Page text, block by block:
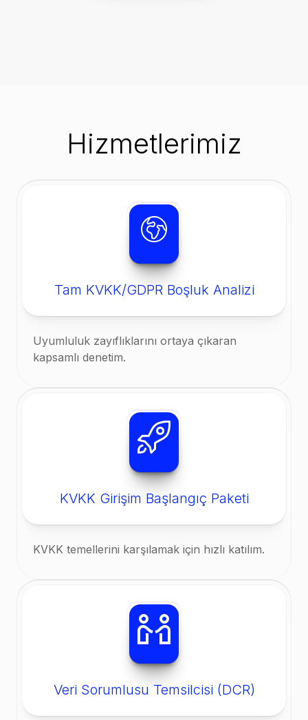
Hizmetlerimiz
Tam KVKK/GDPR Boşluk Analizi
Uyumluluk zayıflıklarını ortaya çıkaran
kapsamlı denetim.
KVKK Girişim Başlangıç Paketi
KVKK temellerini karşılamak için hızlı katılım.
Veri Sorumlusu Temsilcisi (DCR)